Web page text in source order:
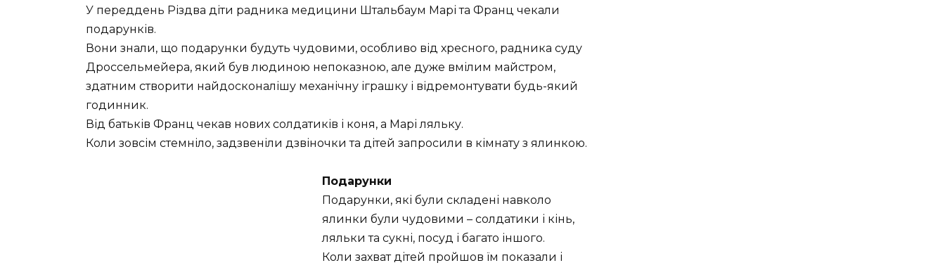
У переддень Різдва діти радника медицини Штальбаум Марі та Франц чекали
подарунків.
Вони знали, що подарунки будуть чудовими, особливо від хресного, радника суду
Дроссельмейера, який був людиною непоказною, але дуже вмілим майстром,
здатним створити найдосконалішу механічну іграшку і відремонтувати будь-який
годинник.
Від батьків Франц чекав нових солдатиків і коня, а Марі ляльку.
Коли зовсім стемніло, задзвеніли дзвіночки та дітей запросили в кімнату з ялинкою.
Подарунки
Подарунки, які були складені навколо
ялинки були чудовими – солдатики і кінь,
ляльки та сукні, посуд і багато іншого.
Коли захват дітей пройшов їм показали і